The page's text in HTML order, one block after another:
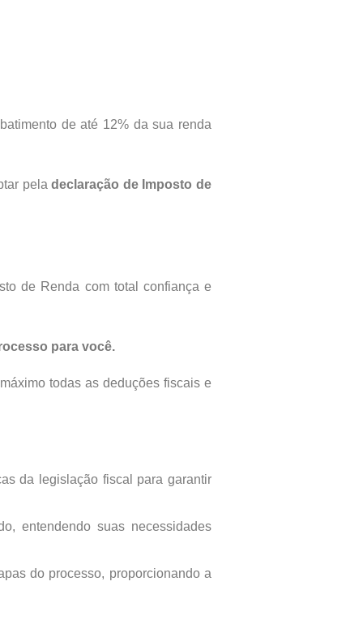
de até 12% da sua renda
peladeclaração de Imposto de
de Renda com total confiança e
para você.
todas as deduções fiscais e
da legislação fiscal para garantir
entendendo suas necessidades
do processo, proporcionando a